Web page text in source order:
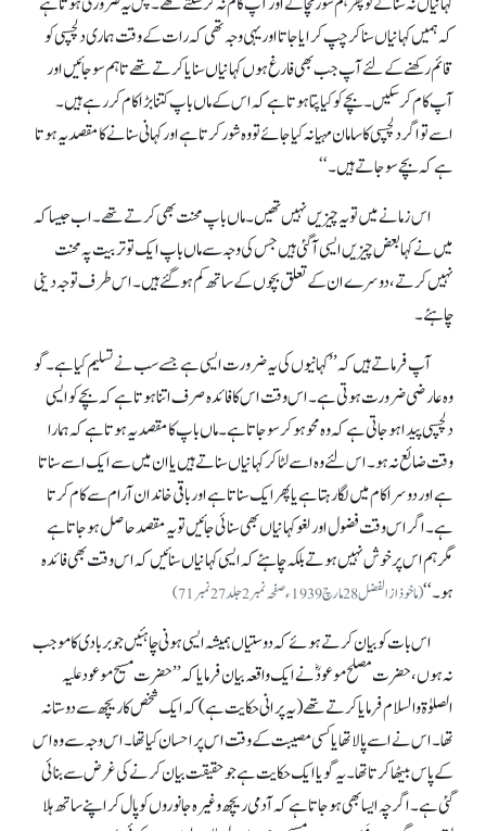
کہ ہمیں کہانیاں سنا کر چپ کرایا جاتا اور یہی وجہ تھی کہ رات کے وقت ہماری دلچسپی کو
قائم رکھنے کے لئے آپ جب بھی فارغ ہوں کہانیاں سنایا کرتے تھے تا ہم سو جائیں اور
آپ کام کر سکیں۔ بچے کو کیا پتا ہوتا ہے کہ اس کے ماں باپ کتنا بڑا کام کر رہے ہیں۔
اسے تو اگر دلچسپی کا سامان مہیا نہ کیا جائے تو وہ شور کرتا ہے اور کہانی سنانے کا مقصد یہ ہوتا
ہے کہ بچے سو جاتے ہیں۔‘‘
اس زمانے میں تو یہ چیزیں نہیں تھیں۔ ماں باپ محنت بھی کرتے تھے۔ اب جیسا کہ
میں نے کہا بعض چیزیں ایسی آ گئی ہیں جس کی وجہ سے ماں باپ ایک تو تربیت پہ محنت
نہیں کرتے، دوسرے ان کے تعلق بچوں کے ساتھ کم ہو گئے ہیں۔ اس طرف توجہ دینی
چاہئے۔
آپ فرماتے ہیں کہ ’’کہانیوں کی یہ ضرورت ایسی ہے جسے سب نے تسلیم کیا ہے۔ گو
وہ عارضی ضرورت ہوتی ہے۔ اس وقت اس کا فائدہ صرف اتنا ہوتا ہے کہ بچے کو ایسی
دلچسپی پیدا ہو جاتی ہے کہ وہ محو ہو کر سو جاتا ہے۔ ماں باپ کا مقصد یہ ہوتا ہے کہ ہمارا
وقت ضائع نہ ہو۔ اس لئے وہ اسے لٹا کر کہانیاں سناتے ہیں یا ان میں سے ایک اسے سناتا
ہے اور دوسرا کام میں لگا رہتا ہے یا پھر ایک سناتا ہے اور باقی خاندان آرام سے کام کرتا
ہے۔ اگر اس وقت فضول اور لغو کہانیاں بھی سنائی جائیں تو یہ مقصد حاصل ہو جاتا ہے
مگر ہم اس پر خوش نہیں ہوتے بلکہ چاہئے کہ ایسی کہانیاں سنائیں کہ اس وقت بھی فائدہ
ہو۔‘‘(ماخوذ از الفضل 28 مارچ 1939ء صفحہ نمبر 2 جلد 27 نمبر 71)
اس بات کو بیان کرتے ہوئے کہ دوستیاں ہمیشہ ایسی ہونی چاہئیں جو بربادی کا موجب
نہ ہوں، حضرت مصلح موعودؓ نے ایک واقعہ بیان فرمایا کہ ’’حضرت مسیح موعود علیہ
الصلوٰۃ والسلام فرمایا کرتے تھے (یہ پرانی حکایت ہے) کہ ایک شخص کا ریچھ سے دوستانہ
تھا۔ اس نے اسے پالا تھا یا کسی مصیبت کے وقت اس پر احسان کیا تھا۔ اس وجہ سے وہ اس
کے پاس بیٹھا کرتا تھا۔ یہ گویا ایک حکایت ہے جو حقیقت بیان کرنے کی غرض سے بنائی
گئی ہے۔ اگرچہ ایسا بھی ہو جاتا ہے کہ آدمی ریچھ وغیرہ جانوروں کو پال کر اپنے ساتھ ہلا